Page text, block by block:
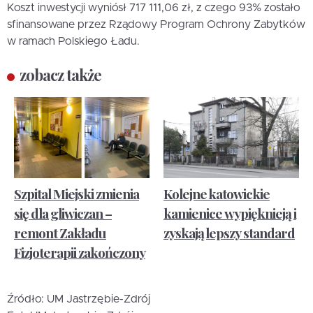
Koszt inwestycji wyniósł 717 111,06 zł, z czego 93% zostało
sfinansowane przez Rządowy Program Ochrony Zabytków
w ramach Polskiego Ładu.
zobacz także
Szpital Miejski zmienia
się dla gliwiczan –
remont Zakładu
Fizjoterapii zakończony
Kolejne katowickie
kamienice wypięknieją i
zyskają lepszy standard
Źródło: UM Jastrzębie-Zdrój